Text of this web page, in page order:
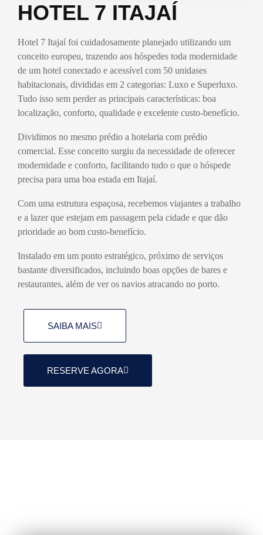
HOTEL 7 ITAJAÍ
Hotel 7 Itajaí foi cuidadosamente planejado utilizando um
conceito europeu, trazendo aos hóspedes toda modernidade
de um hotel conectado e acessível com 50 unidases
habitacionais, divididas em 2 categorias: Luxo e Superluxo.
Tudo isso sem perder as principais características: boa
localização, conforto, qualidade e excelente custo-benefício.
Dividimos no mesmo prédio a hotelaria com prédio
comercial. Esse conceito surgiu da necessidade de oferecer
modernidade e conforto, facilitando tudo o que o hóspede
precisa para uma boa estada em Itajaí.
Com uma estrutura espaçosa, recebemos viajantes a trabalho
e a lazer que estejam em passagem pela cidade e que dão
prioridade ao bom custo-benefício.
Instalado em um ponto estratégico, próximo de serviços
bastante diversificados, incluindo boas opções de bares e
restaurantes, além de ver os navios atracando no porto.
SAIBA MAIS
RESERVE AGORA